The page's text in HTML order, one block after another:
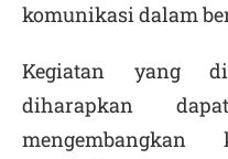
komunikasi dalam
Kegiatan yang
diharapkan
mengembangkan